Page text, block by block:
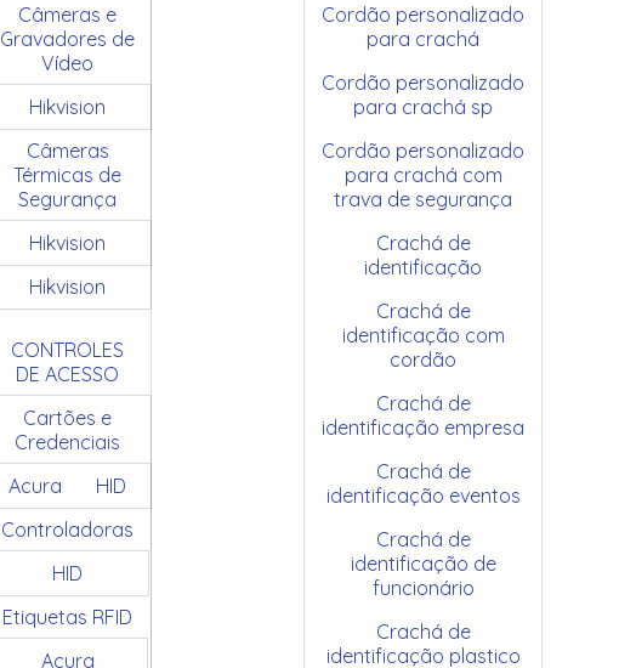
Câmeras e
Gravadores de
Vídeo
Hikvision
Câmeras
Térmicas de
Segurança
Hikvision
Hikvision
CONTROLES
DE ACESSO
Cartões e
Credenciais
Acura
HID
Controladoras
HID
Etiquetas RFID
Acura
Cordão personalizado
para crachá
Cordão personalizado
para crachá sp
Cordão personalizado
para crachá com
trava de segurança
Crachá de
identificação
Crachá de
identificação com
cordão
Crachá de
identificação empresa
Crachá de
identificação eventos
Crachá de
identificação de
funcionário
Crachá de
identificação plastico